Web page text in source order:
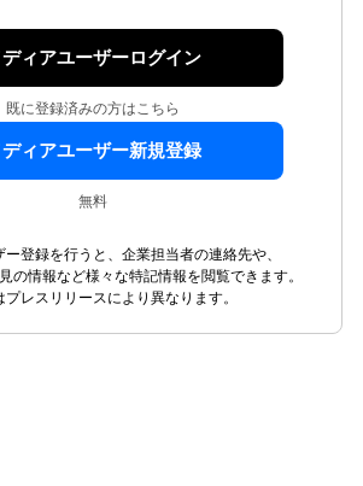
ディアユーザーログイン
既に登録済みの方はこちら
ディアユーザー新規登録
無料
ー登録を行うと、企業担当者の連絡先や、
の情報など様々な特記情報を閲覧できます。
レスリリースにより異なります。